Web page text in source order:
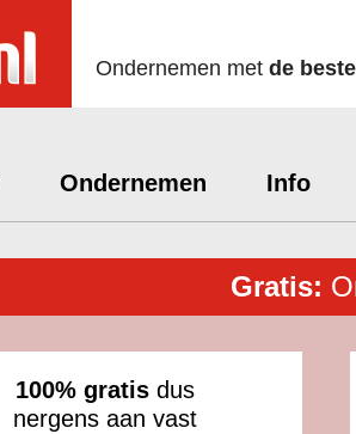
Ondernemen met de beste
Ondernemen Info
Gratis:
100% gratis dus
nergens aan vast